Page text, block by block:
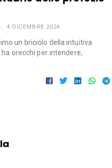
4 DICEMBRE 2024
un briciolo della intuitiva
orecchi per intendere,